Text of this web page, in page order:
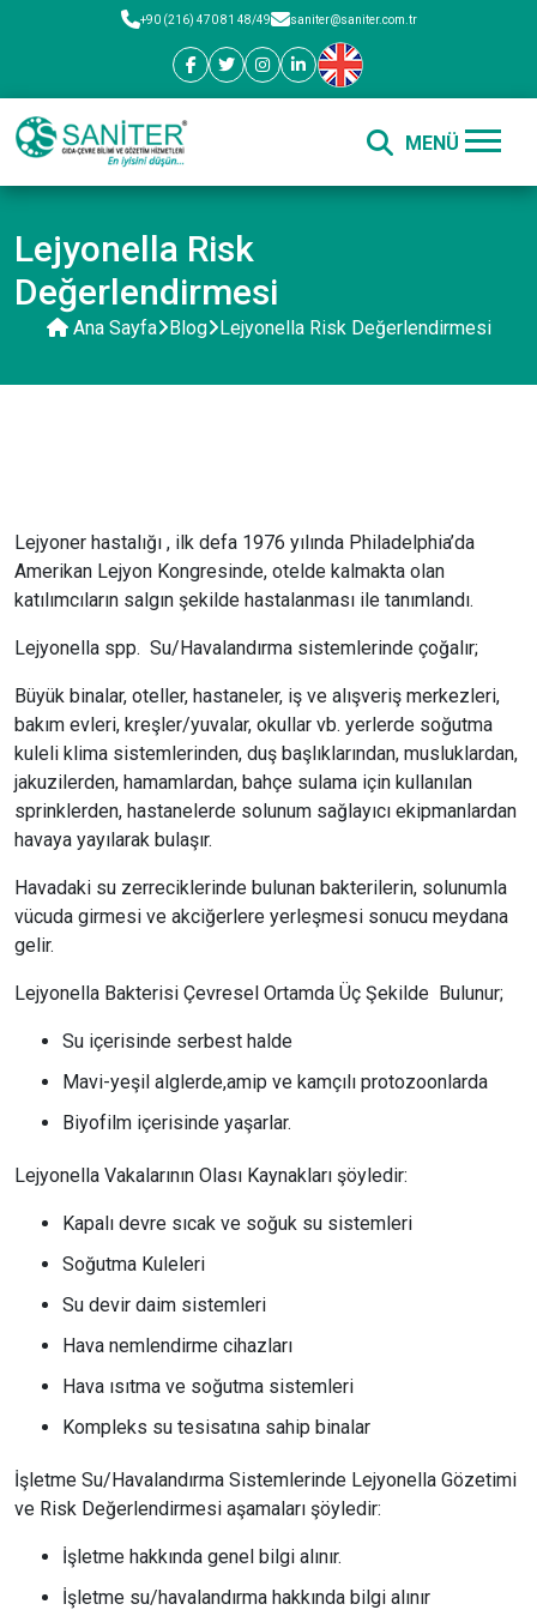
+90 (216) 470 81 48/49 saniter@saniter.com.tr
Lejyonella Risk
Değerlendirmesi
Ana Sayfa Blog Lejyonella Risk Değerlendirmesi
Lejyoner hastalığı , ilk defa 1976 yılında Philadelphia’da
Amerikan Lejyon Kongresinde, otelde kalmakta olan
katılımcıların salgın şekilde hastalanması ile tanımlandı.
Lejyonella spp. Su/Havalandırma sistemlerinde çoğalır;
Büyük binalar, oteller, hastaneler, iş ve alışveriş merkezleri,
bakım evleri, kreşler/yuvalar, okullar vb. yerlerde soğutma
kuleli klima sistemlerinden, duş başlıklarından, musluklardan,
jakuzilerden, hamamlardan, bahçe sulama için kullanılan
sprinklerden, hastanelerde solunum sağlayıcı ekipmanlardan
havaya yayılarak bulaşır.
Havadaki su zerreciklerinde bulunan bakterilerin, solunumla
vücuda girmesi ve akciğerlere yerleşmesi sonucu meydana
gelir.
Lejyonella Bakterisi Çevresel Ortamda Üç Şekilde Bulunur;
Su içerisinde serbest halde
Mavi-yeşil alglerde,amip ve kamçılı protozoonlarda
Biyofilm içerisinde yaşarlar.
Lejyonella Vakalarının Olası Kaynakları şöyledir:
Kapalı devre sıcak ve soğuk su sistemleri
Soğutma Kuleleri
Su devir daim sistemleri
Hava nemlendirme cihazları
Hava ısıtma ve soğutma sistemleri
Kompleks su tesisatına sahip binalar
İşletme Su/Havalandırma Sistemlerinde Lejyonella Gözetimi
ve Risk Değerlendirmesi aşamaları şöyledir:
İşletme hakkında genel bilgi alınır.
İşletme su/havalandırma hakkında bilgi alınır